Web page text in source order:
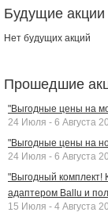
Будущие акции
Нет будущих акций
Прошедшие
"Выгодные цены на
24 Июля - 6 Августа
"Выгодные цены на
24 Июля - 6 Августа
"Выгодный комплект!
адаптером Ballu и
15 Июля - 4 Августа